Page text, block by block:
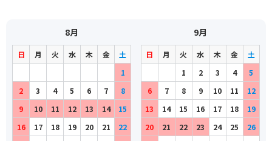
8月
日 月 火 水 木 金
土
1
2
3 4 5 6 7
8
9
10 11 12 13 14
15
16
17 18 19 20 21
22
9月
日 月 火 水 木 金
土
1
2 3 4
5
6
7 8 9 10 11
12
13
14 15 16 17 18
19
20
21 22 23 24 25
26